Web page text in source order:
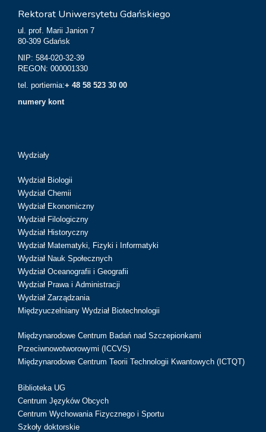
Rektorat Uniwersytetu Gdańskiego
ul. prof. Marii Janion 7
80-309 Gdańsk
NIP: 584-020-32-39
REGON: 000001330
tel. portiernia:+ 48 58 523 30 00
numery kont
Wydziały
Wydział Biologii
Wydział Chemii
Wydział Ekonomiczny
Wydział Filologiczny
Wydział Historyczny
Wydział Matematyki, Fizyki i Informatyki
Wydział Nauk Społecznych
Wydział Oceanografii i Geografii
Wydział Prawa i Administracji
Wydział Zarządzania
Międzyuczelniany Wydział Biotechnologii
Międzynarodowe Centrum Badań nad Szczepionkami
Przeciwnowotworowymi (ICCVS)
Międzynarodowe Centrum Teorii Technologii Kwantowych (ICTQT)
Biblioteka UG
Centrum Języków Obcych
Centrum Wychowania Fizycznego i Sportu
Szkoły doktorskie